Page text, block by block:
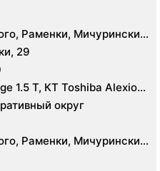
Раменки, Мичуринский
29
1.5 Т, КТ Toshiba Alexion
округ
Раменки, Мичуринский